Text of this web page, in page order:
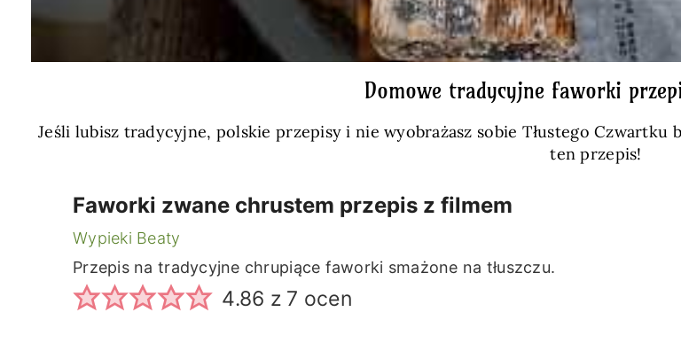
Domowe tradycyjne faworki
Jeśli lubisz tradycyjne, polskie przepisy i nie wyobrażasz sobie Tłustego
ten przepis!
Faworki zwane chrustem przepis z filmem
Wypieki Beaty
Przepis na tradycyjne chrupiące faworki smażone na tłuszczu.
4.86 z 7 ocen